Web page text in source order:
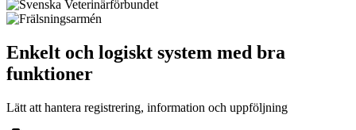
Enkelt och logiskt system med bra
funktioner
Lätt att hantera registrering, information och uppföljning